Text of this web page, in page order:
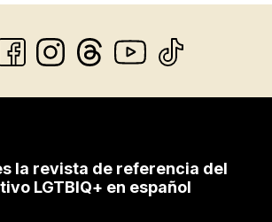
la revista de referencia del
LGTBIQ+ en español